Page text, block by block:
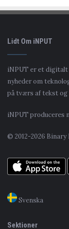
Lidt Om iNPUT
iNPUT er et digitalt
nyheder om
på tværs af tekst og
iNPUT produceres
© 2012-2026 Binary
Svenska
Sektioner